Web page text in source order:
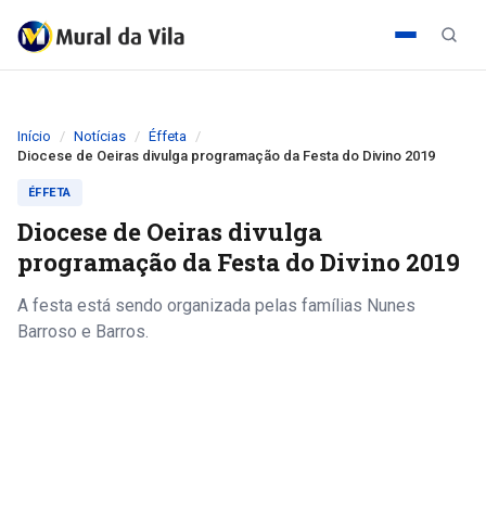
Início Notícias
Éffeta
Diocese de Oeiras divulga programação da Festa do Divino 2019
ÉFFETA
Diocese de Oeiras divulga
programação da Festa do Divino 2019
A festa está sendo organizada pelas famílias Nunes
Barroso e Barros.